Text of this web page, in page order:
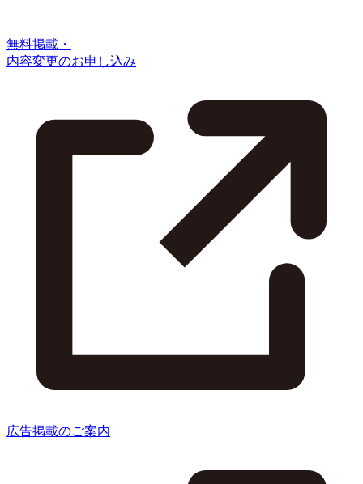
無料掲載・
内容変更のお申し込み
広告掲載のご案内